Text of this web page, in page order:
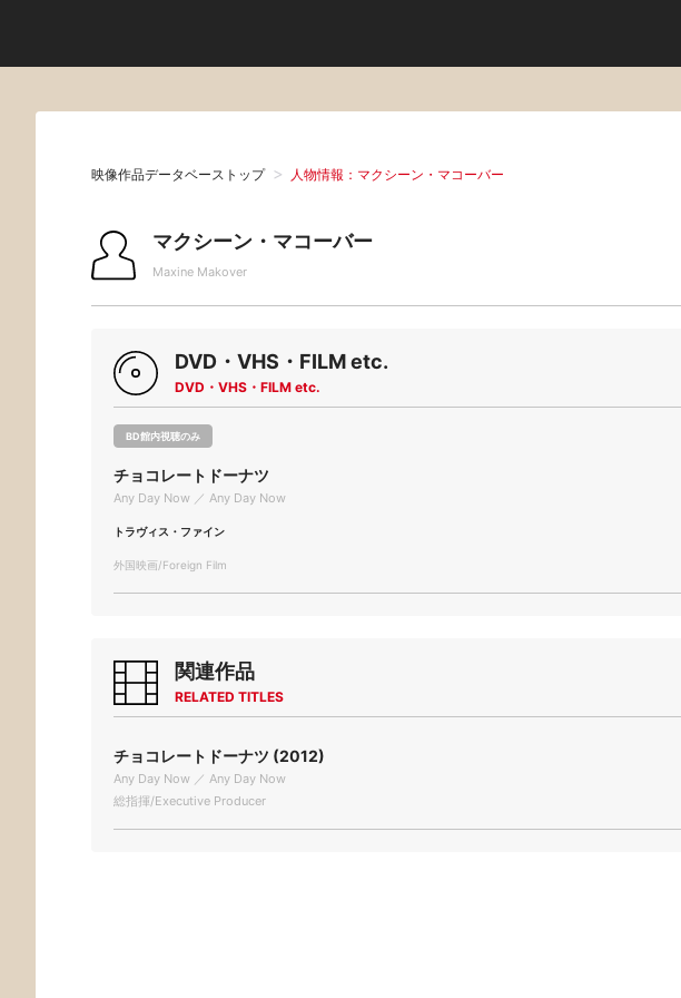
映像作品データベーストップ 人物情報：マクシーン・マコーバー
マクシーン・マコーバー
Maxine Makover
DVD・VHS・FILM etc.
DVD・VHS・FILM etc.
BD館内視聴のみ
チョコレートドーナツ
Any Day Now ／ Any Day Now
トラヴィス・ファイン
外国映画/Foreign Film
関連作品
RELATED TITLES
チョコレートドーナツ (2012)
Any Day Now ／ Any Day Now
総指揮/Executive Producer